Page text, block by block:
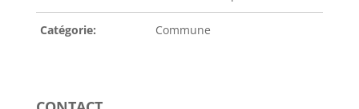
Catégorie: Commune